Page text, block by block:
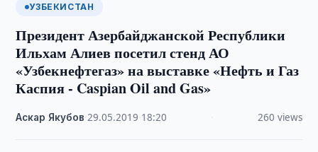
УЗБЕКИСТАН
Президент Азербайджанской Республики
Ильхам Алиев посетил стенд АО
«Узбекнефтегаз» на выставке «Нефть и Газ
Каспия - Caspian Oil and Gas»
Аскар Якубов ·29.05.2019 18:20 260 views